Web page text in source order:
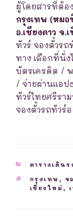
ผู้โดยสารที่ต้อ
กรุงเทพ (หม
อ.เชียงดาว จ.
ทัวร์ จองตั๋วร
ทาง เลือกที่นั่ง
บัตรเครดิต /
/ จ่ายผ่านแอป
ทัวร์ไทยศรีรา
จองตั๋วรถทัวร์
ตารางเดินร
TAGS
กรุงเทพ , จ
เชียงใหม่ ,